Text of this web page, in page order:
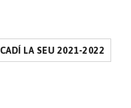
CADÍ LA SEU 2021-2022